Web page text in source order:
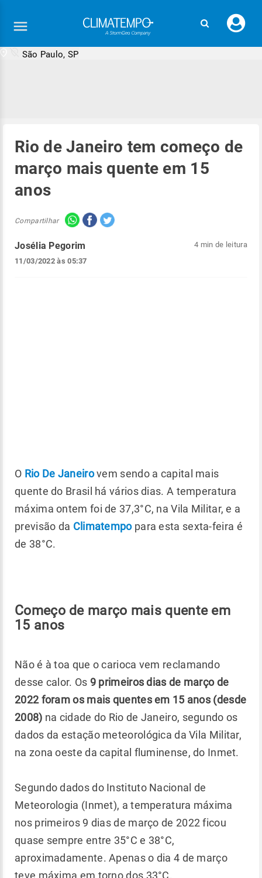
seu
São Paulo, SP
Rio de Janeiro tem começo de
março mais quente em 15
anos
Compartilhar
Josélia Pegorim
11/03/2022 às 05:37
4 min de leitura
O Rio De Janeirovem sendo a capital mais
quente do Brasil há vários dias. A temperatura
máxima ontem foi de 37,3°C, na Vila Militar, e a
previsão da Climatempopara esta sexta-feira é
de 38°C.
Começo de março mais quente em
15 anos
Não é à toa que o carioca vem reclamando
desse calor. Os 9 primeiros dias de março de
2022 foram os mais quentes em 15 anos (desde
2008) na cidade do Rio de Janeiro, segundo os
dados da estação meteorológica da Vila Militar,
na zona oeste da capital fluminense, do Inmet.
Segundo dados do Instituto Nacional de
Meteorologia (Inmet), a temperatura máxima
nos primeiros 9 dias de março de 2022 ficou
quase sempre entre 35°C e 38°C,
aproximadamente. Apenas o dia 4 de março
teve máxima em torno dos 33°C.